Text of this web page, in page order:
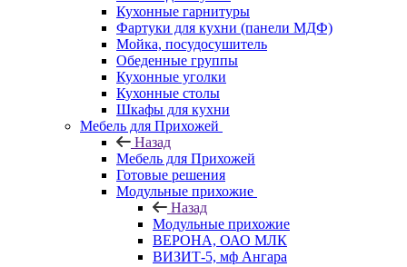
Кухонные гарнитуры
Фартуки для кухни (панели МДФ)
Мойка, посудосушитель
Обеденные группы
Кухонные уголки
Кухонные столы
Шкафы для кухни
Мебель для Прихожей
Назад
Мебель для Прихожей
Готовые решения
Модульные прихожие
Назад
Модульные прихожие
ВЕРОНА, ОАО МЛК
ВИЗИТ-5, мф Ангара